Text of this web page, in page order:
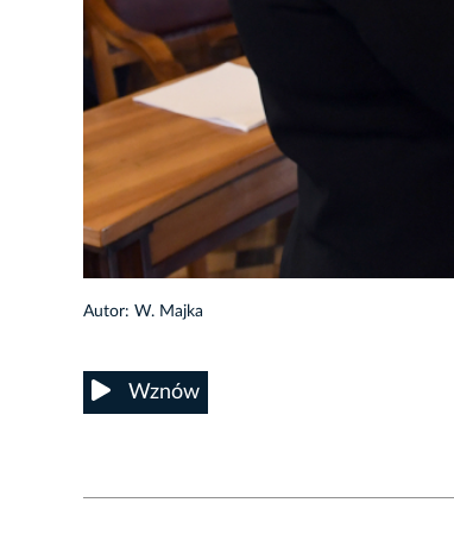
Autor: W. Majka
Wznów